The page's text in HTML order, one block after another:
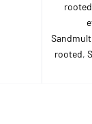
rooted
rooted,